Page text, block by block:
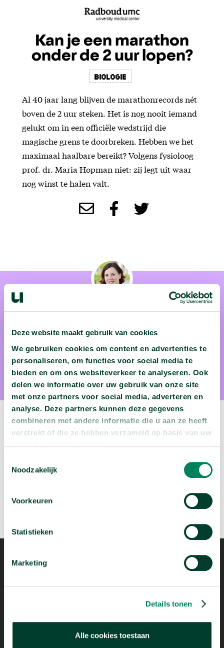
Deze website maakt gebruik van cookies
We gebruiken cookies om content en advertenties te
personaliseren, om functies voor social media te
bieden en om ons websiteverkeer te analyseren. Ook
delen we informatie over uw gebruik van onze site
met onze partners voor social media, adverteren en
analyse. Deze partners kunnen deze gegevens
combineren met andere informatie die u aan ze heeft
verstrekt of die ze hebben verzameld op basis van uw
Noodzakelijk
Voorkeuren
Statistieken
Marketing
Details tonen
Alle cookies toestaan
Kan je een marathon
onder de 2 uur lopen?
Biologie
Al 40 jaar lang blijven de marathonrecords nét
boven de 2 uur steken. Het is nog nooit iemand
gelukt om in een officiële wedstrijd die
magische grens te doorbreken. Hebben we het
maximaal haalbare bereikt? Volgens fysioloog
prof. dr. Maria Hopman niet: zij legt uit waar
nog winst te halen valt.
Maria Hopman
Prof. dr. Maria Hopman is verbonden aan Radboudumc.
Volgende video:
Bekijk deze video arrow_forward